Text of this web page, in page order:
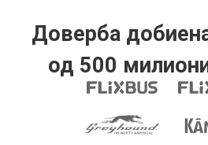
Доверба
од 500